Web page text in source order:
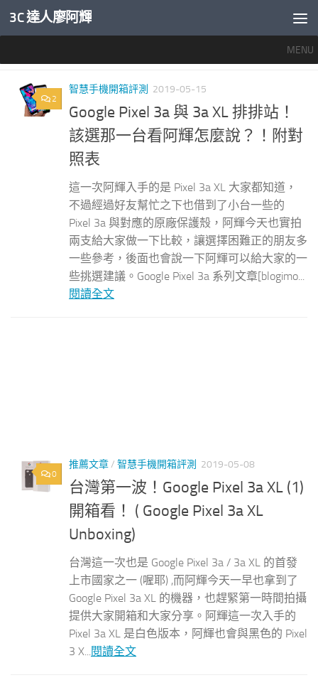
內文下方
3C 達人廖阿輝
MENU
2
智慧手機開箱評測 2019-05-15
Google Pixel 3a 與 3a XL 排排站！
該選那一台看阿輝怎麼說？！附對
照表
這一次阿輝入手的是 Pixel 3a XL 大家都知道，
不過經過好友幫忙之下也借到了小台一些的
Pixel 3a 與對應的原廠保護殼，阿輝今天也實拍
兩支給大家做一下比較，讓選擇困難正的朋友多
一些參考，後面也會說一下阿輝可以給大家的一
些挑選建議。Google Pixel 3a 系列文章[blogimo...
閱讀全文
0
推薦文章/ 智慧手機開箱評測 2019-05-08
台灣第一波！Google Pixel 3a XL (1)
開箱看！ ( Google Pixel 3a XL
Unboxing)
台灣這一次也是 Google Pixel 3a / 3a XL 的首發
上市國家之一 (喔耶) ,而阿輝今天一早也拿到了
Google Pixel 3a XL 的機器，也趕緊第一時間拍攝
提供大家開箱和大家分享。阿輝這一次入手的
Pixel 3a XL 是白色版本，阿輝也會與黑色的 Pixel
3 X...閱讀全文